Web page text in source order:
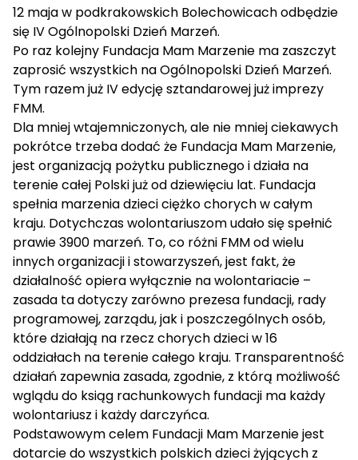
12 maja w podkrakowskich Bolechowicach odbędzie
się IV Ogólnopolski Dzień Marzeń.
Po raz kolejny Fundacja Mam Marzenie ma zaszczyt
zaprosić wszystkich na Ogólnopolski Dzień Marzeń.
Tym razem już IV edycję sztandarowej już imprezy
FMM.
Dla mniej wtajemniczonych, ale nie mniej ciekawych
pokrótce trzeba dodać że Fundacja Mam Marzenie,
jest organizacją pożytku publicznego i działa na
terenie całej Polski już od dziewięciu lat. Fundacja
spełnia marzenia dzieci ciężko chorych w całym
kraju. Dotychczas wolontariuszom udało się spełnić
prawie 3900 marzeń. To, co różni FMM od wielu
innych organizacji i stowarzyszeń, jest fakt, że
działalność opiera wyłącznie na wolontariacie –
zasada ta dotyczy zarówno prezesa fundacji, rady
programowej, zarządu, jak i poszczególnych osób,
które działają na rzecz chorych dzieci w 16
oddziałach na terenie całego kraju. Transparentność
działań zapewnia zasada, zgodnie, z którą możliwość
wglądu do ksiąg rachunkowych fundacji ma każdy
wolontariusz i każdy darczyńca.
Podstawowym celem Fundacji Mam Marzenie jest
dotarcie do wszystkich polskich dzieci żyjących z